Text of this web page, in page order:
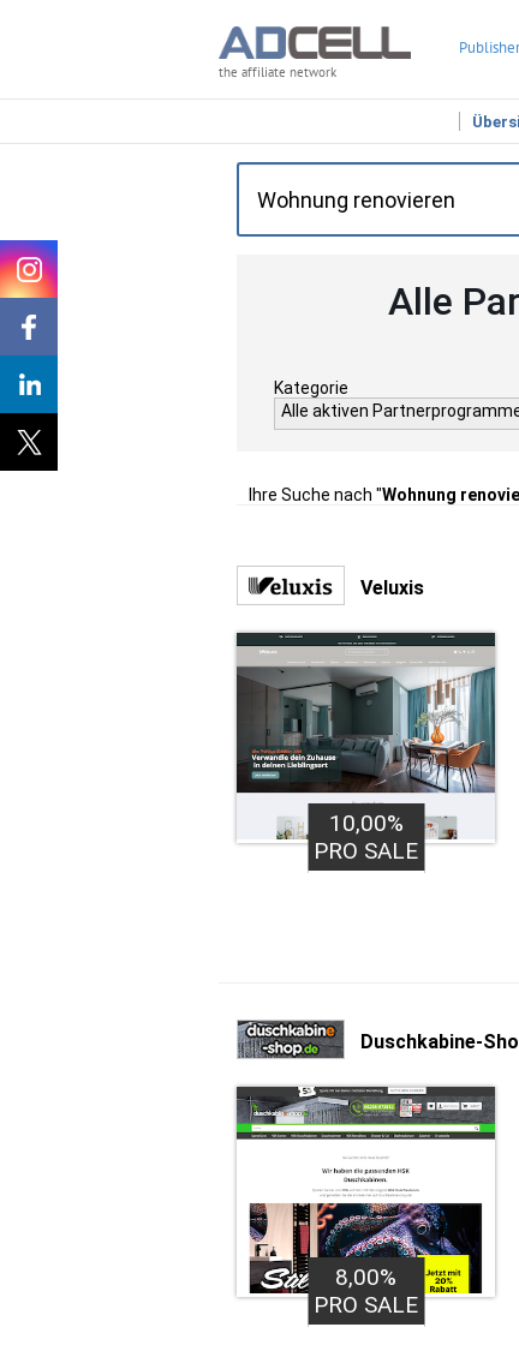
the affiliate network
Publisher
Alle
Kategorie
Alle aktiven
Ihre Suche nach "Wohnung
Veluxis
10,00%
PRO SALE
Duschkabine-
8,00%
PRO SALE